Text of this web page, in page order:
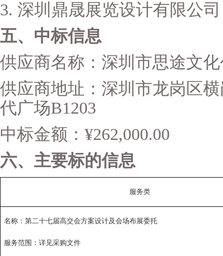
3. 深圳鼎晟展览设计有限公司
五、中标信息
供应商名称：深圳市思途文
供应商地址：深圳市龙岗区
代广场B1203
中标金额：¥262,000.00
六、主要标的信息
服务类
名称：第二十七届高交会方案设计及会场布展委托
服务范围：详见采购文件